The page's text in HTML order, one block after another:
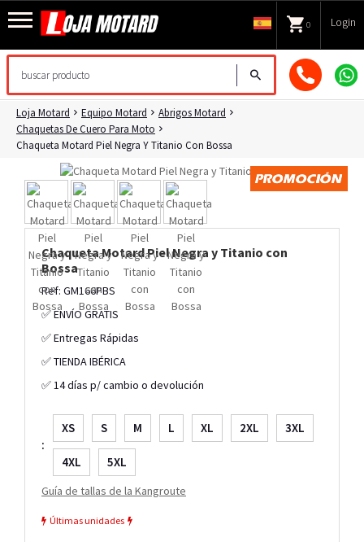
0 Login
Loja Motard Equipo Motard
Abrigos Motard
Chaquetas De Cuero Para Moto
Chaqueta Motard Piel Negra Y Titanio Con Bossa
Chaqueta Motard Piel Negra y Titanio con
Bossa
Ref: GM166PBS
✅ ENVÍO GRATIS
✅ Entregas Rápidas
✅ TIENDA IBÉRICA
✅ 14 días p/ cambio o devolución
:
XS S M L XL 2XL 3XL
4XL 5XL
Guía de tallas de la Kangroute
Últimas unidades